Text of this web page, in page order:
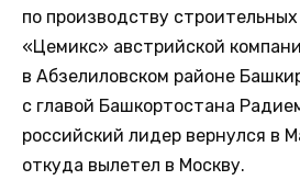
по производству
«Цемикс» австрийской
в Абзелиловском районе
с главой Башкортостана
российский лидер вернулся в
откуда вылетел в Москву.